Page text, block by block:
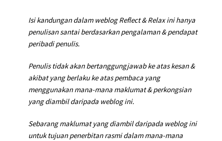
Isi kandungan dalam weblog Reflect & Relax ini hanya
penulisan santai berdasarkan pengalaman & pendapat
peribadi penulis.
Penulis tidak akan bertanggungjawab ke atas kesan &
akibat yang berlaku ke atas pembaca yang
menggunakan mana-mana maklumat & perkongsian
yang diambil daripada weblog ini.
Sebarang maklumat yang diambil daripada weblog ini
untuk tujuan penerbitan rasmi dalam mana-mana